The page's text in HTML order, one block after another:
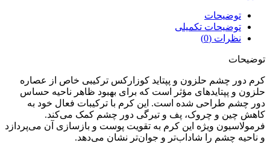
توضیحات
توضیحات تکمیلی
نظرات (0)
توضیحات
کرم دور چشم حلزون و پپتاید کوزارکس ترکیبی خاص از عصاره
حلزون و پپتایدهای مؤثر است که برای بهبود ظاهر ناحیه حساس
دور چشم طراحی شده است. این کرم با ترکیبات فعال خود به
کاهش چین و چروک، پف و تیرگی دور چشم کمک می‌کند.
فرمولاسیون ویژه این کرم به تقویت پوست و بازسازی آن می‌پردازد
و ناحیه چشم را شاداب‌تر و جوان‌تر نشان می‌دهد.